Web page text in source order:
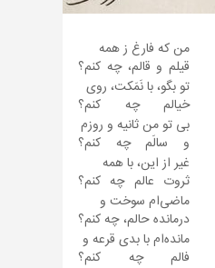
من که فارغ ز همه
قیلم و قالم، چه کنم؟
تو بگو، با نَمَکت، روی
خیالم چه کنم؟
بی تو من ثانیه و روزم
و سالَم چه کنم؟
غیر از این، با همه
ثروت عالم چه کنم؟
ماضی‌ام سوخت و
درمانده حالم، چه کنم؟
مانده‌ام با بدی قرعه و
فالم چه کنم؟